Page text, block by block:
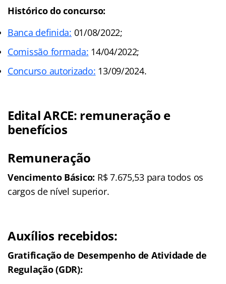
Histórico do concurso:
Banca definida: 01/08/2022;
Comissão formada: 14/04/2022;
Concurso autorizado: 13/09/2024.
Edital ARCE: remuneração e
benefícios
Remuneração
Vencimento Básico: R$ 7.675,53 para todos os
cargos de nível superior.
Auxílios recebidos:
Gratificação de Desempenho de Atividade de
Regulação (GDR):